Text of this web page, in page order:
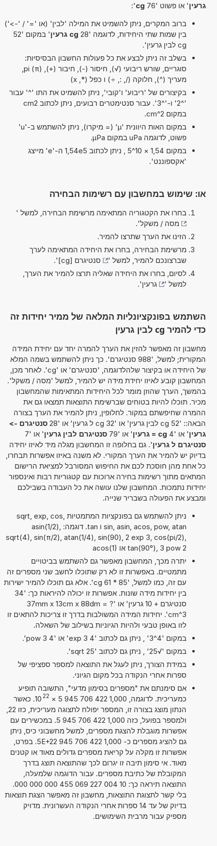
גרעין' או פשוט '76 cg
':
ברוב המקרים, ניתן להשמיט את המילה 'לבין' (או '=' / '->')
בין שמות שתי היחידות, לדוגמה '28
cg גרעין
' במקום '52
cg לבין גרעין'.
בשלב זה ניתן לבצע את כל פעולות החשבון הבסיסיות:
מעריך (^), חלוקה (/, :, ÷) ו כפל (*, x)
בקיצורים של 'ריבוע' ו'קובי', ניתן להשמיט את התו '^' עבור
'^2' ו-'^3'. עבור סנטימטרים רבועים, ניתן לכתוב cm2
במקום cm^2.
במקום האות היוונית 'µ' (= מיקרו), ניתן להשתמש ב-'u'
פשוט, לדוגמה uPa במקום µPa.
במקום 1,54 × 10^5 , ניתן לכתוב 1,54e5 ה-'e' מייצג
'אקספוננט'.
או: שימוש במחשבון עם רשימות הבחירה
בחרו את הקטגוריה המתאימה מרשימת הבחירה, למשל '
מסה / משקל'.
הזינו את הערך שתרצו להמיר.
מרשימת הבחירה, בחרו את היחידה המתאימה לערך
שברצונכם להמיר, למשל '
סנטיגרם [cg]
'.
לסיום, בחרו את היחידה שאליה תרצו להמיר את הערך,
למשל '
גרעין'.
השתמש בפונקציונליות המלאה של ממיר יחידות זה
כדי להמיר cg לבין גרעין
מחשבון זה מאפשר להזין את הערך להמרה יחד עם יחידת המידה
המקורית; למשל, '988 סנטיגרם'. כך ניתן להשתמש בשמה המלא
של היחידה או בקיצור שלהלדוגמה, 'סנטיגרם' או 'cg'. לאחר מכן,
המחשבון קובע לאיזו יחידת מידה יש להמיר, למשל 'מסה / משקל'.
בהמשך, הערך שהוזן מומר לכל היחידות המתאימות שהמחשבון
מכיר. תוכלו להיות בטוחים שברשימת התוצאות תמצאו גם את
ההמרה שחיפשתם במקור. לחלופין, ניתן להמיר את הערך בצורה
הבאה:: '52 cg לבין גרעין' או '32 cg ל גרעין' או '28
סנטיגרם ->
גרעין' או '4 cg = גרעין ' או '79 סנטיגרם לבין גרעין' או '7
סנטיגרם ל גרעין'. גם בחלופה זו המחשבון מגלה מיד לאיזו יחידה
בדיוק יש להמיר את הערך המקורי. לא משנה באיזו אפשרות תבחרו,
כל אחת מהן חוסכת לכם את החיפוש המסורבל למציאת הרישום
המתאים מתוך רשימות בחירה ארוכות עם קטגוריות רבות ואינספור
יחידות נתמכות. המחשבון שלנו עושה את כל העבודה בשבילכם
ומבצע את הפעולה בשבריר שנייה.
ניתן להשתמש גם בפונקציות המתמטיות sqrt, exp, cos,
sin, asin, acos, pow, atan ו tan. דוגמה: asin(1/2),
sqrt(4), sin(π/2), atan(1/4), sin(90), 2 exp 3, cos(pi/2),
tan(90°), 3 pow 2 או acos(1)
יתרה מכך, המחשבון מאפשר גם להשתמש בביטויים
מתמטיים. באפשרות זו לא רק שתוכלו לחשב שני מספרים זה
עם זה, כמו למשל, '85 * 61 cg'. אלא גם תוכלו להמיר ישירות
בין יחידות מידה שונות. אפשרות זו יכולה להיראות כך: '34
סנטיגרם + 10 גרעין' או '37mm x 13cm x 88dm = ?
cm^3'. יחידות המידה המשולבות בדרך זו צריכות להתאים זו
לזו באופן טבעי ולהיות הגיוניות בשילוב של השאלה.
במקום '4^3' , ניתן גם לכתוב '4 exp 3' או '4 pow 3'.
במקום '√25' , ניתן גם לכתוב 'sqrt 25'.
במידת הצורך, ניתן לעגל את התוצאה למספר ספציפי של
ספרות אחרי הנקודה בכל מקום הגיוני.
אם סימנתם את "מספרים בסימון מדעי", התשובה תופיע
כמעריכית. לדוגמה, 1,000 422 706 945 5
×
10 22
. כאשר
ולמספר בפועל, כזה 1,000 422 706 945 5. במכשירים עם
אפשרות מוגבלת להצגת מספרים, למשל מחשבוני כיס, ניתן
גם להציג מספרים כ- 1,000 422 706 945 5E+22. בפרט,
אפשרות זו מקלה על קריאת מספרים גדולים מאוד או קטנים
מאוד. אי סימון תיבה זו יגרום לכך שהתוצאה תוצג בדרך
המקובלת של כתיבת מספרים. עבור הדוגמה שלמעלה,
התוצאה תיראה כך: 10 004 227 069 455 000 000 000.
בלי קשר לתצוגת התוצאות, מחשבון זה מאפשר הצגת תוצאות
בדיוק של עד 14 ספרות אחרי הנקודה העשרונית. מדויק
מספיק עבור מרבית השימושים.